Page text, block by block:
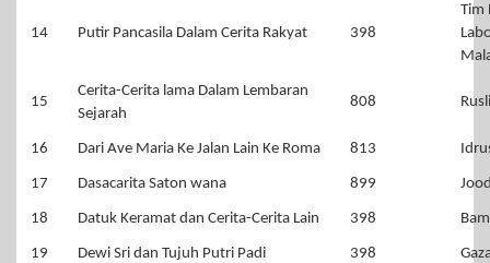
14 Putir Pancasila Dalam Cerita Rakyat 398
Tim
15
Cerita-Cerita lama Dalam Lembaran
Sejarah
808
16 Dari Ave Maria Ke Jalan Lain Ke Roma 813
17 Dasacarita Saton wana 899
18 Datuk Keramat dan Cerita-Cerita Lain 398
19 Dewi Sri dan Tujuh Putri Padi 398